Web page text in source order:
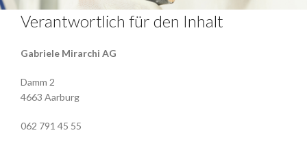
Verantwortlich für den Inhalt
Gabriele Mirarchi AG
Damm 2
4663 Aarburg
062 791 45 55